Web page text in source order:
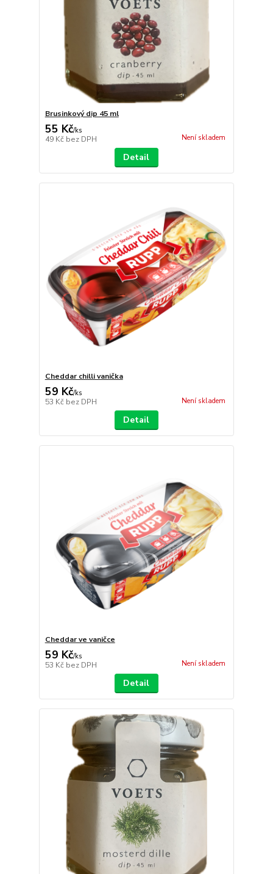
Brusinkový dip 45 ml
55 Kč/ks
49 Kč bez DPH Není skladem
Detail
Cheddar chilli vanička
59 Kč/ks
53 Kč bez DPH Není skladem
Detail
Cheddar ve vaničce
59 Kč/ks
53 Kč bez DPH Není skladem
Detail